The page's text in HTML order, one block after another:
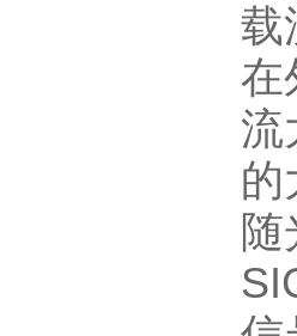
载
在
流
的